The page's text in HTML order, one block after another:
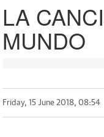
LA
MUNDO
Friday, 15 June 2018, 08:54